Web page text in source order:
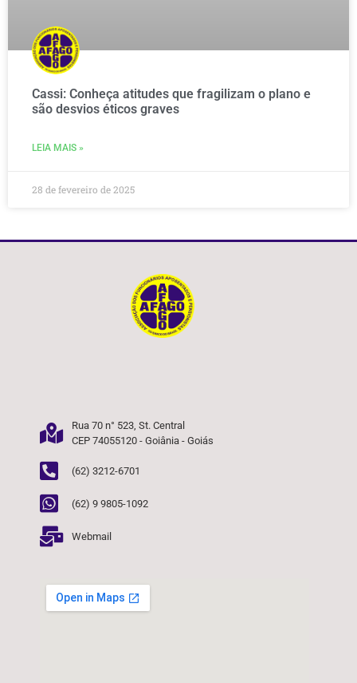
Cassi: Conheça atitudes que fragilizam o plano e
são desvios éticos graves
LEIA MAIS »
28 de fevereiro de 2025
Rua 70 n° 523, St. Central
CEP 74055120 - Goiânia - Goiás
(62) 3212-6701
(62) 9 9805-1092
Webmail